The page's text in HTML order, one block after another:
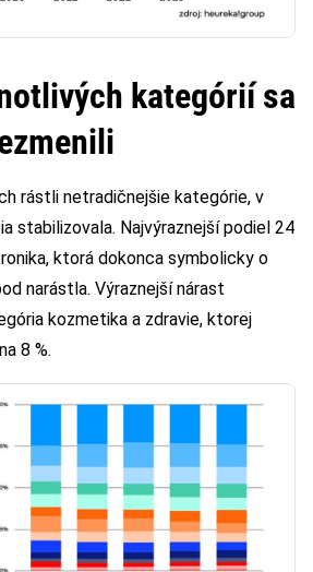
kategórií sa
rástli netradičnejšie kategórie, v
stabilizovala. Najvýraznejší podiel 24
ktorá dokonca symbolicky o
narástla. Výraznejší nárast
kozmetika a zdravie, ktorej
8 %.